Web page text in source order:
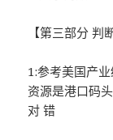
【第三部分 判
1:参考美国产
资源是港口码
对 错